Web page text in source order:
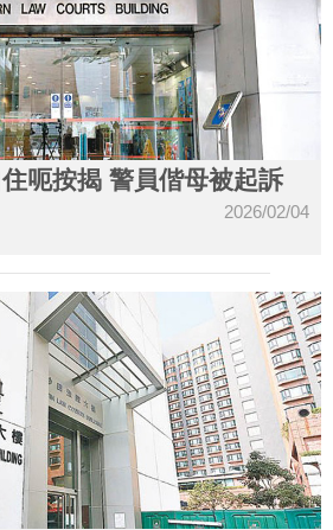
呃按揭 警員偕母被起訴
2026/02/04